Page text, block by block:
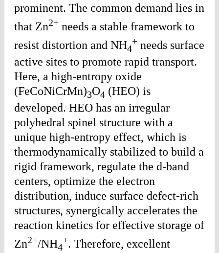
prominent. The common demand lies in
that Zn2+needs a stable framework to
resist distortion and NH4
+needs surface
active sites to promote rapid transport.
Here, a high-entropy oxide
(FeCoNiCrMn)3O4 (HEO) is
developed. HEO has an irregular
polyhedral spinel structure with a
unique high-entropy effect, which is
thermodynamically stabilized to build a
rigid framework, regulate the d-band
centers, optimize the electron
distribution, induce surface defect-rich
structures, synergically accelerates the
reaction kinetics for effective storage of
Zn2+/NH4
+. Therefore, excellent